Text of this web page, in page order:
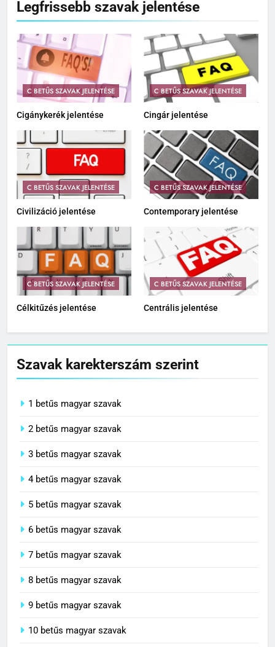
Legfrissebb szavak jelentése
C BETŰS SZAVAK JELENTÉSE
Cigánykerék jelentése
C BETŰS SZAVAK JELENTÉSE
Cingár jelentése
C BETŰS SZAVAK JELENTÉSE
Civilizáció jelentése
C BETŰS SZAVAK JELENTÉSE
Contemporary jelentése
C BETŰS SZAVAK JELENTÉSE
Célkitűzés jelentése
C BETŰS SZAVAK JELENTÉSE
Centrális jelentése
Szavak karekterszám szerint
1 betűs magyar szavak
2 betűs magyar szavak
3 betűs magyar szavak
4 betűs magyar szavak
5 betűs magyar szavak
6 betűs magyar szavak
7 betűs magyar szavak
8 betűs magyar szavak
9 betűs magyar szavak
10 betűs magyar szavak